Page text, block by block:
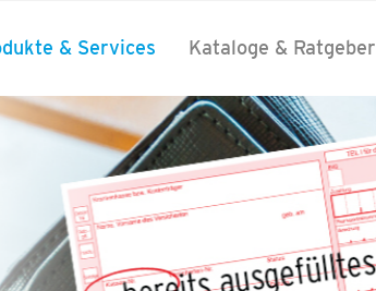
& Services Kataloge & Ratgeber